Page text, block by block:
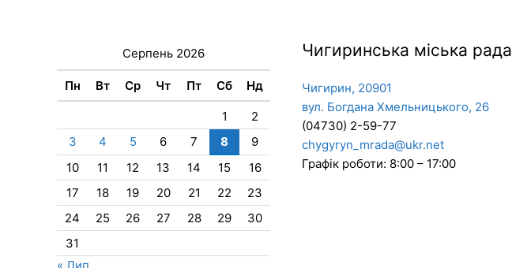
Серпень 2026
Пн Вт Ср Чт Пт Сб Нд
1
2
3
4 5 6 7 8
9
10
11 12 13 14 15
16
17
18 19 20 21 22
23
24
25 26 27 28 29
30
31
Чигиринська міська рада
Чигирин, 20901
вул. Богдана Хмельницького, 26
(04730) 2-59-77
chygyryn_mrada@ukr.net
Графік роботи: 8:00 – 17:00